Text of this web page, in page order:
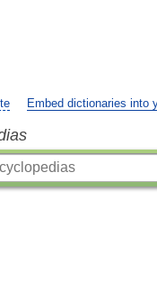
Embed dictionaries into